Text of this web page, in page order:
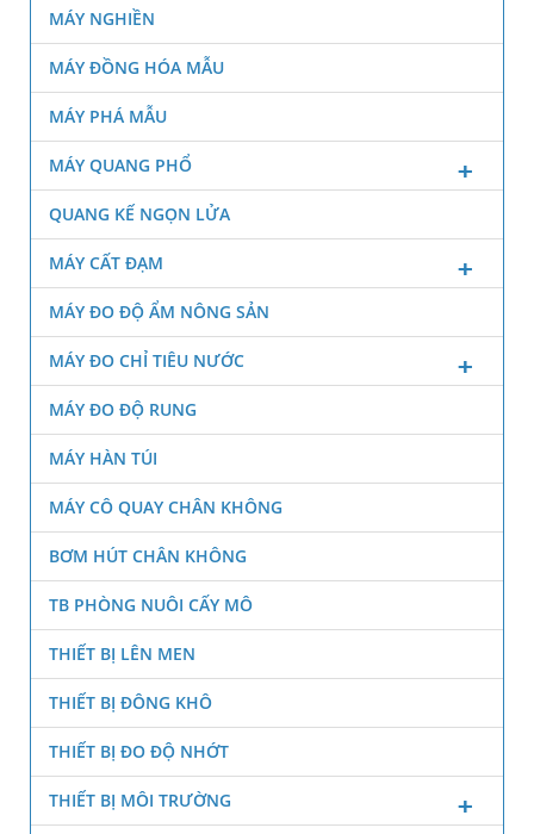
MÁY NGHIỀN
MÁY ĐỒNG HÓA MẪU
MÁY PHÁ MẪU
MÁY QUANG PHỔ
QUANG KẾ NGỌN LỬA
MÁY CẤT ĐẠM
MÁY ĐO ĐỘ ẨM NÔNG SẢN
MÁY ĐO CHỈ TIÊU NƯỚC
MÁY ĐO ĐỘ RUNG
MÁY HÀN TÚI
MÁY CÔ QUAY CHÂN KHÔNG
BƠM HÚT CHÂN KHÔNG
TB PHÒNG NUÔI CẤY MÔ
THIẾT BỊ LÊN MEN
THIẾT BỊ ĐÔNG KHÔ
THIẾT BỊ ĐO ĐỘ NHỚT
THIẾT BỊ MÔI TRƯỜNG